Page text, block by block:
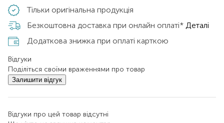
Тільки оригінальна продукція
Безкоштовна доставка при онлайн оплаті* Деталі
Додаткова знижка при оплаті карткою
Відгуки
Поділіться своїми враженнями про товар
Залишити відгук
Відгуки про цей товар відсутні